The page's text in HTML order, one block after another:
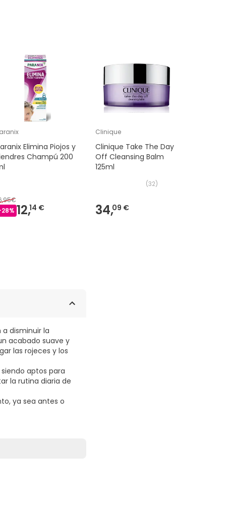
Elimina Piojos y
Champú 200
28% 12,14 €
Clinique
Clinique Take The Day
Off Cleansing Balm
125ml
(32)
34,09 €
a disminuir la
acabado suave y
las rojeces y los
aptos para
la rutina diaria de
ya sea antes o